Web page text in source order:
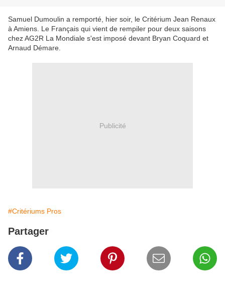
Samuel Dumoulin a remporté, hier soir, le Critérium Jean Renaux
à Amiens. Le Français qui vient de rempiler pour deux saisons
chez AG2R La Mondiale s'est imposé devant Bryan Coquard et
Arnaud Démare.
Publicité
#Critériums Pros
Partager